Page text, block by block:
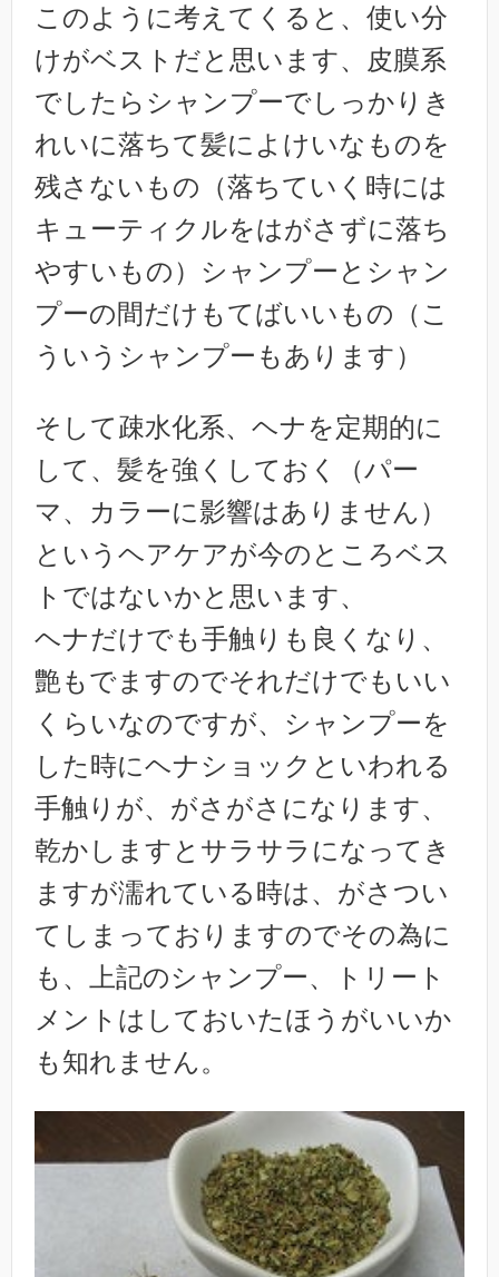
このように考えてくると、使い分
けがベストだと思います、皮膜系
でしたらシャンプーでしっかりき
れいに落ちて髪によけいなものを
残さないもの（落ちていく時には
キューティクルをはがさずに落ち
やすいもの）シャンプーとシャン
プーの間だけもてばいいもの（こ
ういうシャンプーもあります）
そして疎水化系、ヘナを定期的に
して、髪を強くしておく（パー
マ、カラーに影響はありません）
というヘアケアが今のところベス
トではないかと思います、
ヘナだけでも手触りも良くなり、
艶もでますのでそれだけでもいい
くらいなのですが、シャンプーを
した時にヘナショックといわれる
手触りが、がさがさになります、
乾かしますとサラサラになってき
ますが濡れている時は、がさつい
てしまっておりますのでその為に
も、上記のシャンプー、トリート
メントはしておいたほうがいいか
も知れません。